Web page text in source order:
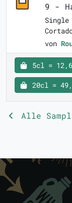
9 -
von
5cl =
20cl =
Alle